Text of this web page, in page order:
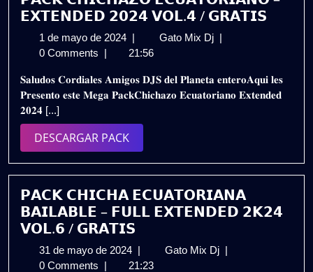
𝗘𝗫𝗧𝗘𝗡𝗗𝗘𝗗 𝟮𝟬𝟮𝟰 𝗩𝗢𝗟.𝟰 / 𝗚𝗥𝗔𝗧𝗜𝗦
1 de mayo de 2024 1
de
de
2024
| Gato Mix Dj 𝗣𝗔𝗖𝗞
–
𝗘𝗫𝗧𝗘𝗡𝗗𝗘𝗗
|
0 Comments | 21:56
𝐒𝐚𝐥𝐮𝐝𝐨𝐬 𝐂𝐨𝐫𝐝𝐢𝐚𝐥𝐞𝐬 𝐀𝐦𝐢𝐠𝐨𝐬 𝐃𝐉𝐒 𝐝𝐞𝐥 𝐏𝐥𝐚𝐧𝐞𝐭𝐚 𝐞𝐧𝐭𝐞𝐫𝐨𝐀𝐪𝐮𝐢 𝐥𝐞𝐬
𝐏𝐫𝐞𝐬𝐞𝐧𝐭𝐨 𝐞𝐬𝐭𝐞 𝐌𝐞𝐠𝐚 𝐏𝐚𝐜𝐤𝐂𝐡𝐢𝐜𝐡𝐚𝐳𝐨 𝐄𝐜𝐮𝐚𝐭𝐨𝐫𝐢𝐚𝐧𝐨 𝐄𝐱𝐭𝐞𝐧𝐝𝐞𝐝
𝟐𝟎𝟐𝟒 [...]
DESCARGAR PACKDESCARGAR
PACK
𝗣𝗔𝗖𝗞 𝗖𝗛𝗜𝗖𝗛𝗔 𝗘𝗖𝗨𝗔𝗧𝗢𝗥𝗜𝗔𝗡𝗔
𝗕𝗔𝗜𝗟𝗔𝗕𝗟𝗘 – 𝗙𝗨𝗟𝗟 𝗘𝗫𝗧𝗘𝗡𝗗𝗘𝗗 𝟮𝗞𝟮𝟰
𝗩𝗢𝗟.𝟲 / 𝗚𝗥𝗔𝗧𝗜𝗦
31 de mayo de 2024 31
de
| Gato Mix Dj 𝗣𝗔𝗖𝗞
|
0 Comments | 21:23